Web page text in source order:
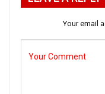
Your email